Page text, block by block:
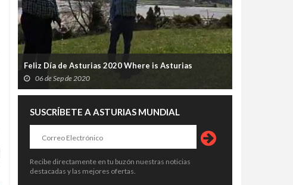
Feliz Día de Asturias 2020 Where is Asturias
06 de Sep de 2020
SUSCRÍBETE A ASTURIAS MUNDIAL
Recibe directamente en tu buzón nuestras noticias
destacadas y las mejores ofertas.